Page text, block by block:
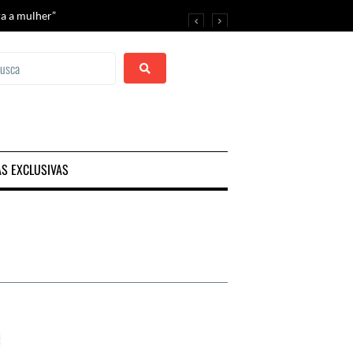
a mulher”
de Araruama
EXCLUSIVAS